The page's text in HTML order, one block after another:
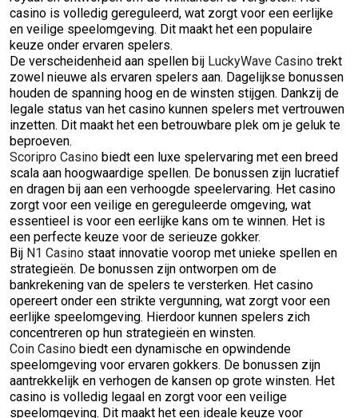
casino is volledig gereguleerd, wat zorgt voor een eerlijke
en veilige speelomgeving. Dit maakt het een populaire
keuze onder ervaren spelers.
De verscheidenheid aan spellen bij LuckyWave Casino trekt
zowel nieuwe als ervaren spelers aan. Dagelijkse bonussen
houden de spanning hoog en de winsten stijgen. Dankzij de
legale status van het casino kunnen spelers met vertrouwen
inzetten. Dit maakt het een betrouwbare plek om je geluk te
beproeven.
Scoripro Casino biedt een luxe spelervaring met een breed
scala aan hoogwaardige spellen. De bonussen zijn lucratief
en dragen bij aan een verhoogde speelervaring. Het casino
zorgt voor een veilige en gereguleerde omgeving, wat
essentieel is voor een eerlijke kans om te winnen. Het is
een perfecte keuze voor de serieuze gokker.
Bij N1 Casino staat innovatie voorop met unieke spellen en
strategieën. De bonussen zijn ontworpen om de
bankrekening van de spelers te versterken. Het casino
opereert onder een strikte vergunning, wat zorgt voor een
eerlijke speelomgeving. Hierdoor kunnen spelers zich
concentreren op hun strategieën en winsten.
Coin Casino biedt een dynamische en opwindende
speelomgeving voor ervaren gokkers. De bonussen zijn
aantrekkelijk en verhogen de kansen op grote winsten. Het
casino is volledig legaal en zorgt voor een veilige
speelomgeving. Dit maakt het een ideale keuze voor